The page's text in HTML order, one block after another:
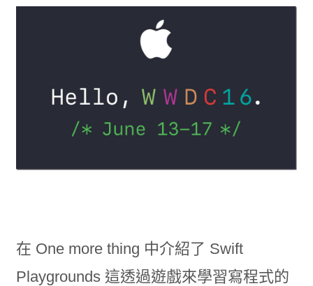
在 One more thing 中介紹了 Swift
Playgrounds 這透過遊戲來學習寫程式的